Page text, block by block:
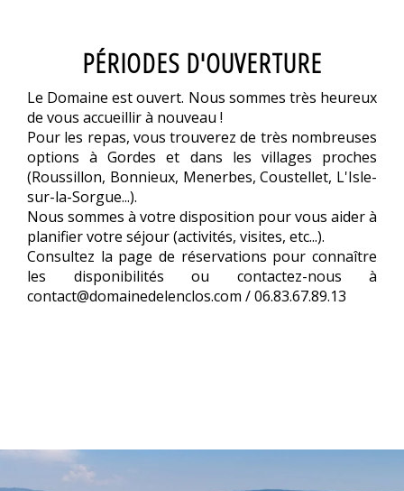
PÉRIODES D'OUVERTURE
Le Domaine est ouvert. Nous sommes très heureux
de vous accueillir à nouveau !
Pour les repas, vous trouverez de très nombreuses
options à Gordes et dans les villages proches
(Roussillon, Bonnieux, Menerbes, Coustellet, L'Isle-
sur-la-Sorgue...).
Nous sommes à votre disposition pour vous aider à
planifier votre séjour (activités, visites, etc...).
Consultez la page de réservations pour connaître
les disponibilités ou contactez-nous à
contact@domainedelenclos.com / 06.83.67.89.13